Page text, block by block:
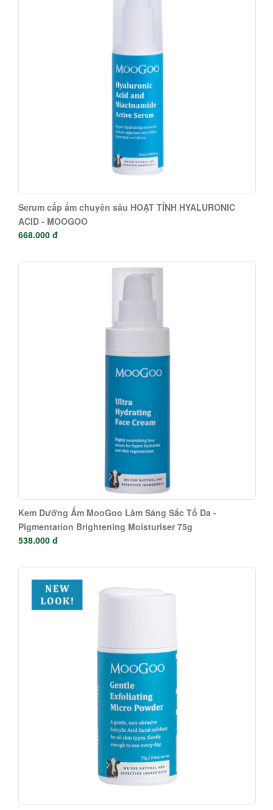
Serum cấp ẩm chuyên sâu HOẠT TÍNH HYALURONIC
ACID - MOOGOO
668.000 đ
Kem Dưỡng Ẩm MooGoo Làm Sáng Sắc Tố Da -
Pigmentation Brightening Moisturiser 75g
538.000 đ